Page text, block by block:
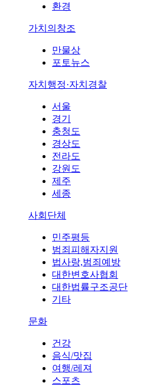
환경
가치의창조
만물상
포토뉴스
자치행정·자치경찰
서울
경기
충청도
경상도
전라도
강원도
제주
세종
사회단체
민주평등
범죄피해자지원
법사랑,범죄예방
대한변호사협회
대한법률구조공단
기타
문화
건강
음식/맛집
여행/레져
스포츠